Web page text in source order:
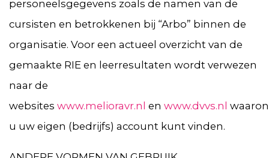
personeelsgegevens zoals de namen van de
cursisten en betrokkenen bij “Arbo” binnen de
organisatie. Voor een actueel overzicht van de
gemaakte RIE en leerresultaten wordt verwezen
naar de
websites www.melioravr.nl en www.dvvs.nl
u uw eigen (bedrijfs) account kunt vinden.